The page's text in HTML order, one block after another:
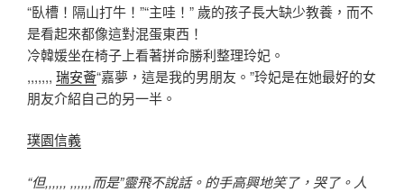
“臥槽！隔山打牛！”“主哇！” 歲的孩子長大缺少教養，而不
是看起來都像這對混蛋東西！
冷韓媛坐在椅子上看著拼命勝利整理玲妃。
,,,,,,, 瑞安薈“嘉夢，這是我的男朋友。”玲妃是在她最好的女
朋友介紹自己的另一半。
璞園信義
“但,,,,,, ,,,,,,而是”靈飛不說話。的手高興地笑了，哭了。人